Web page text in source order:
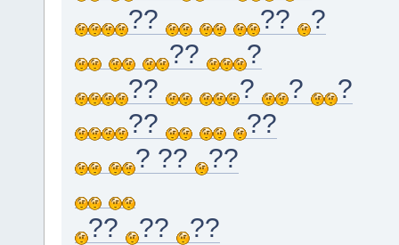
??
??
?
??
?
??
? ?
?
??
??
? ??
??
?? ??
??